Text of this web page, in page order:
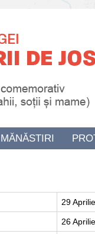
MĂNĂSTIRI
29
26